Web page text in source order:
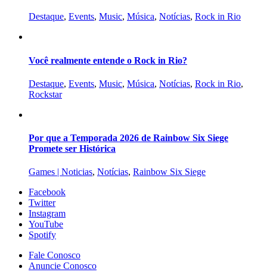
Destaque, Events, Music, Música, Notícias, Rock in Rio
Você realmente entende o Rock in Rio?
Destaque, Events, Music, Música, Notícias, Rock in Rio,
Rockstar
Por que a Temporada 2026 de Rainbow Six Siege
Promete ser Histórica
Games | Noticias, Notícias, Rainbow Six Siege
Facebook
Twitter
Instagram
YouTube
Spotify
Fale Conosco
Anuncie Conosco